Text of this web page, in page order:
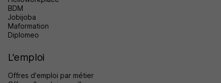
BDM
Jobijoba
Maformation
Diplomeo
L'emploi
Offres d'emploi par métier